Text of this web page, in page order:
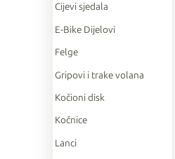
Cijevi sjedala
E-Bike Dijelovi
Felge
Gripovi i trake volana
Kočioni disk
Kočnice
Lanci